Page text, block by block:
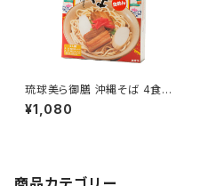
琉球美ら御膳 沖縄そば 4食入
生めん オキハム
¥1,080